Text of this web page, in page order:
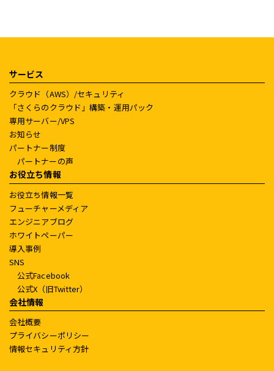
サービス
クラウド（AWS）/セキュリティ
「さくらのクラウド」構築・運用パック
専用サーバー/VPS
お知らせ
パートナー制度
パートナーの声
お役立ち情報
お役立ち情報一覧
フューチャーメディア
エンジニアブログ
ホワイトペーパー
導入事例
SNS
公式Facebook
公式X（旧Twitter）
会社情報
会社概要
プライバシーポリシー
情報セキュリティ方針